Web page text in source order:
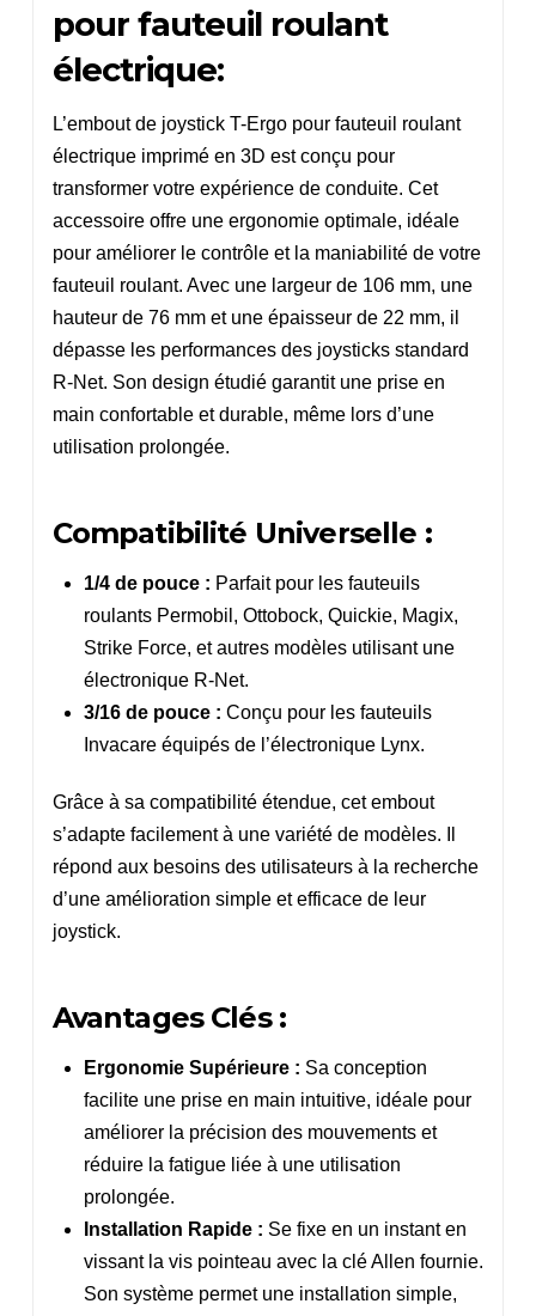
pour fauteuil roulant
électrique:
L’embout de joystick T-Ergo pour fauteuil roulant
électrique imprimé en 3D est conçu pour
transformer votre expérience de conduite. Cet
accessoire offre une ergonomie optimale, idéale
pour améliorer le contrôle et la maniabilité de votre
fauteuil roulant. Avec une largeur de 106 mm, une
hauteur de 76 mm et une épaisseur de 22 mm, il
dépasse les performances des joysticks standard
R-Net. Son design étudié garantit une prise en
main confortable et durable, même lors d’une
utilisation prolongée.
Compatibilité Universelle :
1/4 de pouce : Parfait pour les fauteuils
roulants Permobil, Ottobock, Quickie, Magix,
Strike Force, et autres modèles utilisant une
électronique R-Net.
3/16 de pouce : Conçu pour les fauteuils
Invacare équipés de l’électronique Lynx.
Grâce à sa compatibilité étendue, cet embout
s’adapte facilement à une variété de modèles. Il
répond aux besoins des utilisateurs à la recherche
d’une amélioration simple et efficace de leur
joystick.
Avantages Clés :
Ergonomie Supérieure : Sa conception
facilite une prise en main intuitive, idéale pour
améliorer la précision des mouvements et
réduire la fatigue liée à une utilisation
prolongée.
Installation Rapide : Se fixe en un instant en
vissant la vis pointeau avec la clé Allen fournie.
Son système permet une installation simple,